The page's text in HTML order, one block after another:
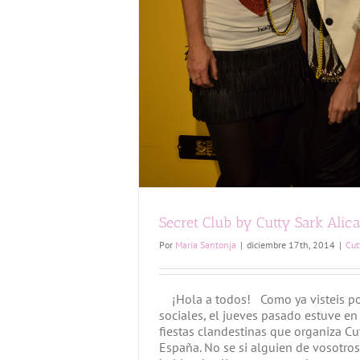
Secret Club by Cutty Sark
Por Maria Santonja | diciembre 17th, 2014 |
¡Hola a todos! Como ya visteis
sociales, el jueves pasado estuve
fiestas clandestinas que organiza
España. No se si alguien de